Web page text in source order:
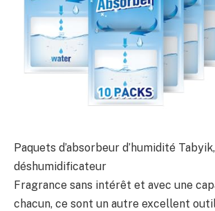
Paquets d’absorbeur d’humidité
déshumidificateur
Fragrance sans intérêt et avec une
chacun, ce sont un autre excellent